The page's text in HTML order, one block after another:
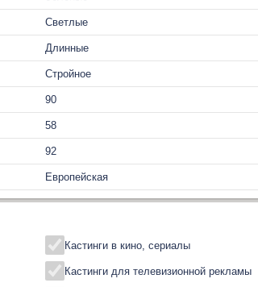
Светлые
Длинные
Стройное
90
58
92
Европейская
Кастинги в кино, сериалы
Кастинги для телевизионной рекламы